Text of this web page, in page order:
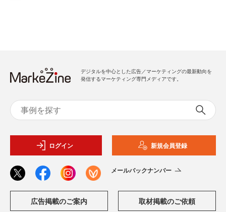
デジタルを中心とした広告／マーケティングの最新動向を
発信するマーケティング専門メディアです。
ログイン 新規会員登録
メールバックナンバー
広告掲載のご案内 取材掲載のご依頼